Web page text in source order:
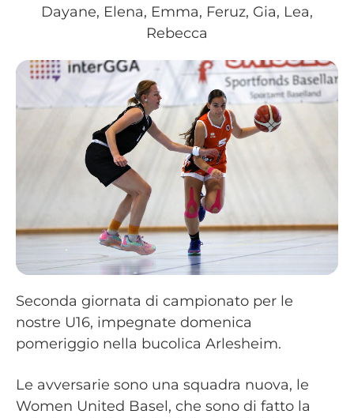
Dayane, Elena, Emma, Feruz, Gia, Lea,
Rebecca
Seconda giornata di campionato per le
nostre U16, impegnate domenica
pomeriggio nella bucolica Arlesheim.
Le avversarie sono una squadra nuova, le
Women United Basel, che sono di fatto la